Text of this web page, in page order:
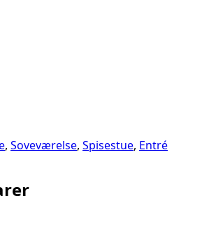
, Soveværelse, Spisestue, Entré